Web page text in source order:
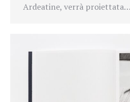
Ardeatine, verrà proiettata…